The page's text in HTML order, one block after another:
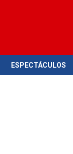
ESPECTÁCULOS